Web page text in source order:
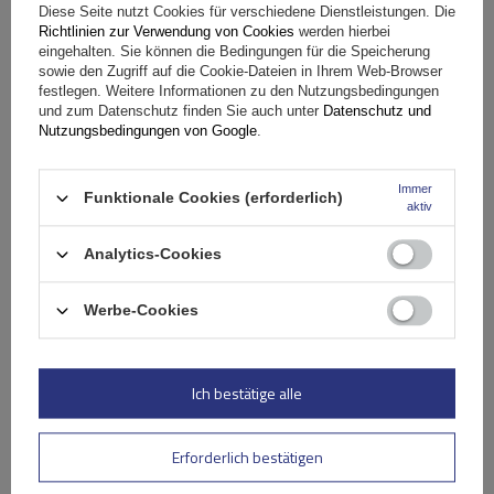
Ihr Produktfoto hinzufügen:
Ihr Vorname
Ihre E-Mail-Adresse
Bewertung abschicken
Diese Seite nutzt Cookies für verschiedene Dienstleistungen. Die
Richtlinien zur Verwendung von Cookies werden hierbei
eingehalten. Sie können die Bedingungen für die Speicherung
sowie den Zugriff auf die Cookie-Dateien in Ihrem Web-Browser
festlegen. Weitere Informationen zu den Nutzungsbedingungen
und zum Datenschutz finden Sie auch unter Datenschutz und
Nutzungsbedingungen von Google.
Funktionale Cookies (erforderlich)
Immer
aktiv
Analytics-Cookies
Werbe-Cookies
Erforderlich bestätigen
Ich bestätige alle